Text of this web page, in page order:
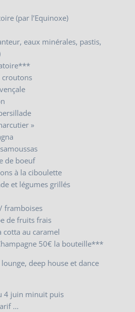
(par l’Equinoxe)
eaux minérales, pastis,
croutons
»
de boeuf
à la ciboulette
et légumes grillés
framboises
de fruits frais
cotta au caramel
50€ la bouteille***
deep house et dance
4 juin minuit puis
…